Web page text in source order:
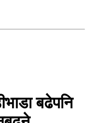
बढेपनि